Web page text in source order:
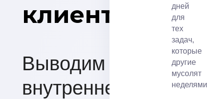
клиентов
Выводим сайты по
внутреннему
дней
для
тех
задач,
которые
другие
мусолят
неделями